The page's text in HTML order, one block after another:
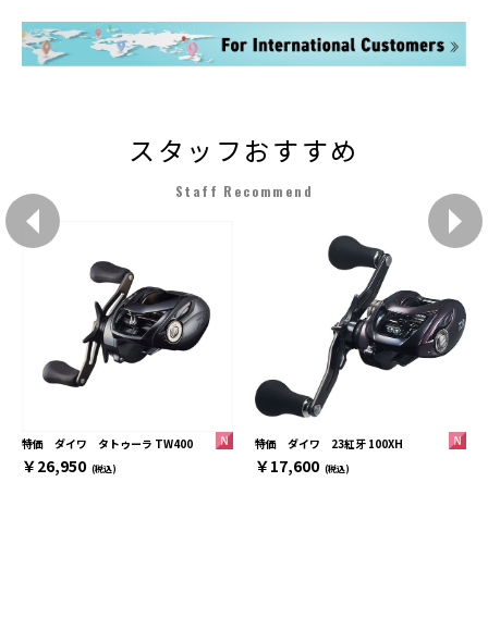
スタッフおすすめ
Staff Recommend
特価 ダイワ タトゥーラ TW400
￥26,950 (税込)
特価 ダイワ 23紅牙 100XH
￥17,600 (税込)